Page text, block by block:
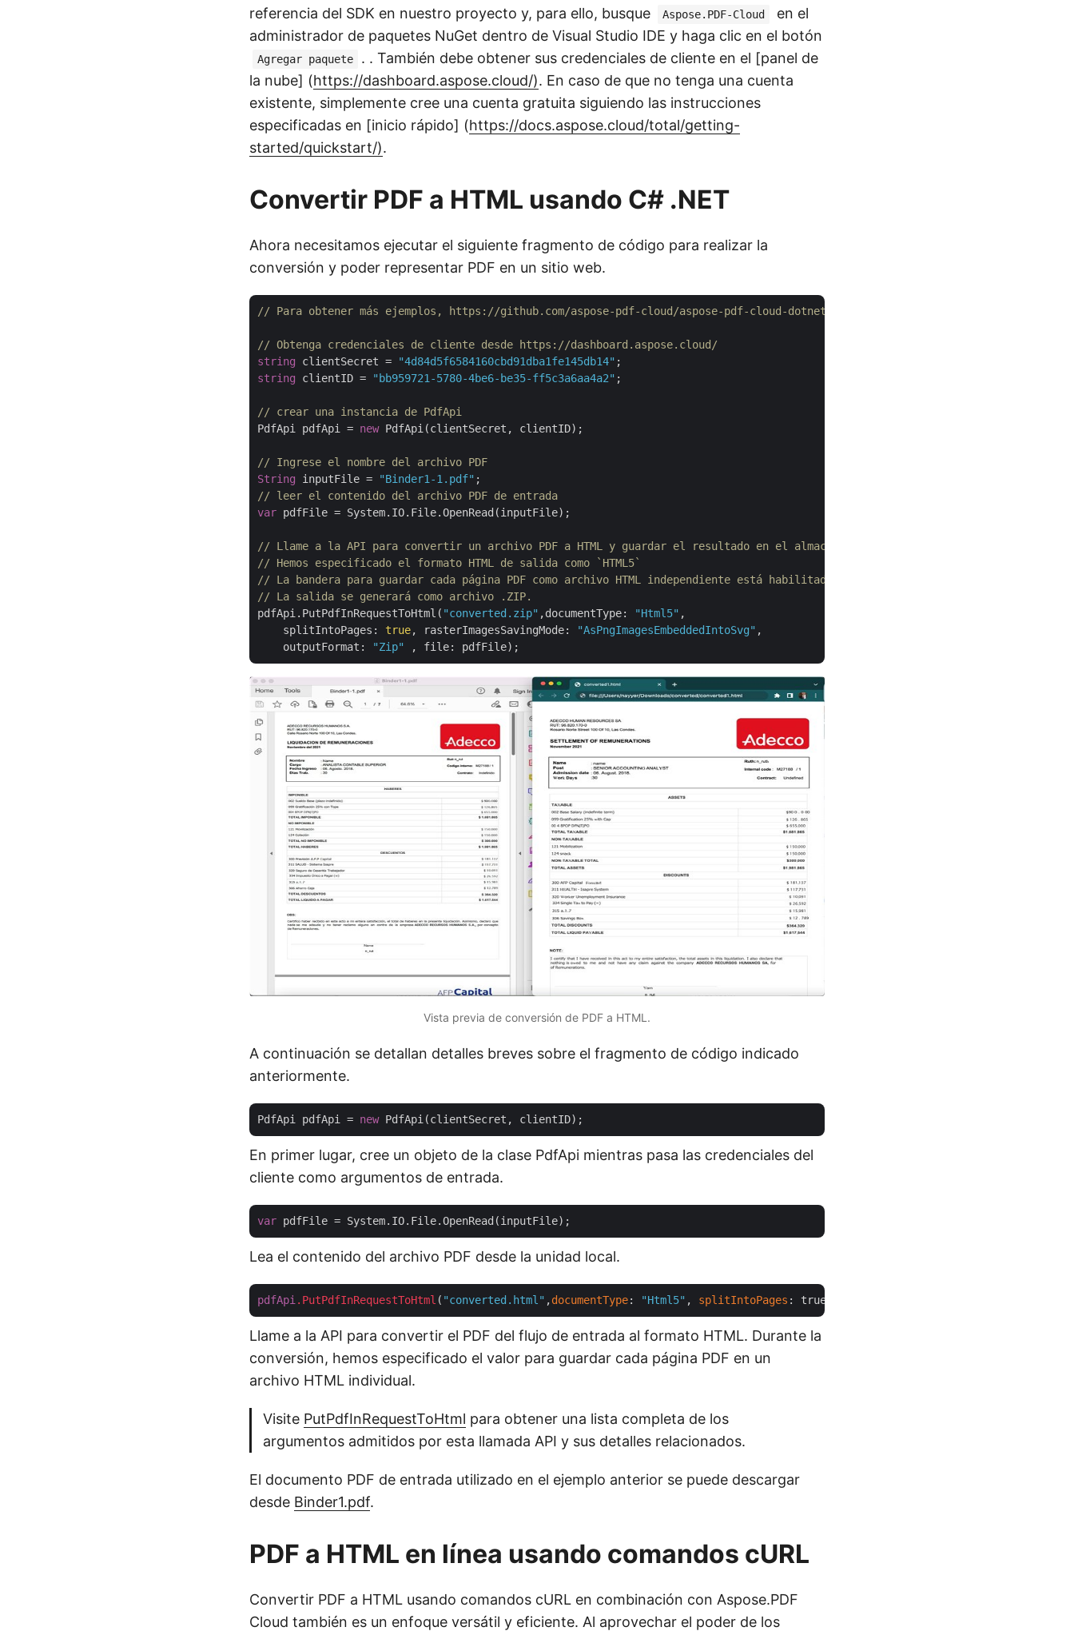
referencia del SDK en nuestro proyecto y, para ello, busque
Aspose.PDF-Cloud
en el
administrador de paquetes NuGet dentro de Visual Studio IDE y haga clic en el botón
Agregar paquete
. . También debe obtener sus credenciales de cliente en el [panel de
la nube] (https://dashboard.aspose.cloud/). En caso de que no tenga una cuenta
existente, simplemente cree una cuenta gratuita siguiendo las instrucciones
especificadas en [inicio rápido] (https://docs.aspose.cloud/total/getting-
started/quickstart/).
Convertir PDF a HTML usando C# .NET
Ahora necesitamos ejecutar el siguiente fragmento de código para realizar la
conversión y poder representar PDF en un sitio web.
// Para obtener más ejemplos, https://github.com/aspose-pdf-cloud/aspose-pdf-cloud-dotnet/tree/master/Examples
// Obtenga credenciales de cliente desde https://dashboard.aspose.cloud/
string clientSecret = "4d84d5f6584160cbd91dba1fe145db14"
string clientID = "bb959721-5780-4be6-be35-ff5c3a6aa4a2" ;
// crear una instancia de PdfApi
PdfApi pdfApi = new PdfApi(clientSecret, clientID);
// Ingrese el nombre del archivo PDF
String inputFile = "Binder1-1.pdf"
// leer el contenido del archivo PDF de entrada
var pdfFile = System.IO.File.OpenRead(inputFile);
// Llame a la API para convertir un archivo PDF a HTML y guardar el resultado en el almacenamiento en la nube
// Hemos especificado el formato HTML de salida como `HTML5`
// La bandera para guardar cada página PDF como archivo HTML independiente está habilitada
// La salida se generará como archivo .ZIP.
pdfApi.PutPdfInRequestToHtml( "converted.zip" ,documentType: "Html5" ,
    splitIntoPages:
true, rasterImagesSavingMode: "AsPngImagesEmbeddedIntoSvg" ,
    outputFormat:
"Zip"
Vista previa de conversión de PDF a HTML.
A continuación se detallan detalles breves sobre el fragmento de código indicado
anteriormente.
PdfApi pdfApi = new
En primer lugar, cree un objeto de la clase PdfApi mientras pasa las credenciales del
cliente como argumentos de entrada.
var
Lea el contenido del archivo PDF desde la unidad local.
pdfApi .PutPdfInRequestToHtml ( "converted.html" ,documentType: "Html5" , splitIntoPages : true,
Llame a la API para convertir el PDF del flujo de entrada al formato HTML. Durante la
conversión, hemos especificado el valor para guardar cada página PDF en un
archivo HTML individual.
Visite PutPdfInRequestToHtml para obtener una lista completa de los
argumentos admitidos por esta llamada API y sus detalles relacionados.
El documento PDF de entrada utilizado en el ejemplo anterior se puede descargar
desde Binder1.pdf.
PDF a HTML en línea usando comandos cURL
Convertir PDF a HTML usando comandos cURL en combinación con Aspose.PDF
Cloud también es un enfoque versátil y eficiente. Al aprovechar el poder de los